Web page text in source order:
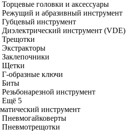
Торцевые головки и аксессуары
Режущий и абразивный инструмент
Губцевый инструмент
Диэлектрический инструмент (VDE)
Трещотки
Экстракторы
Заклепочники
Щетки
Г-образные ключи
Биты
Резьбонарезной инструмент
Ещё 5
инструмент
Пневмогайковерты
Пневмотрещотки